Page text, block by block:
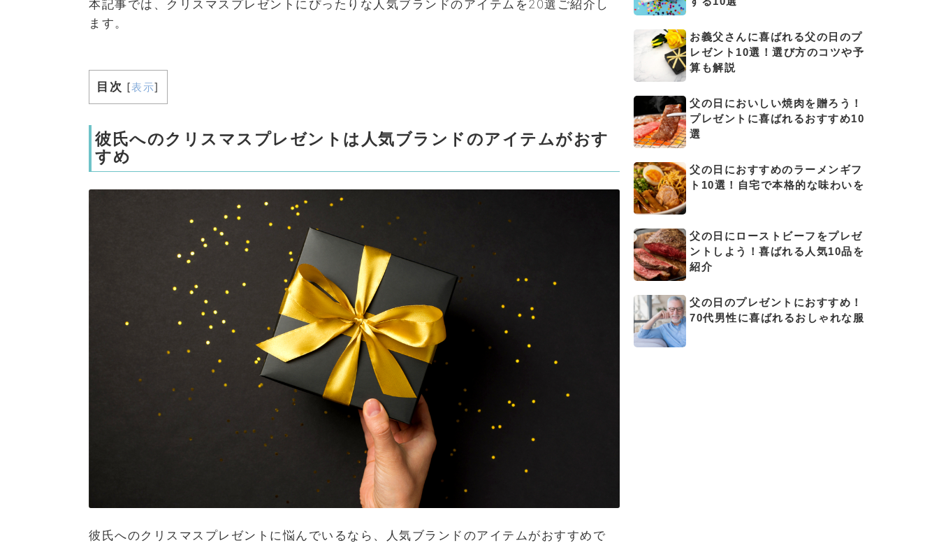
本記事では、クリスマスプレゼントにぴったりな人気ブランドのアイテムを20選ご紹介し
ます。
目次 [表示]
彼氏へのクリスマスプレゼントは人気ブランドのアイテムがおす
すめ
彼氏へのクリスマスプレゼントに悩んでいるなら、人気ブランドのアイテムがおすすめで
お義父さんに喜ばれる父の日のプ
レゼント10選！選び方のコツや予
算も解説
父の日においしい焼肉を贈ろう！
プレゼントに喜ばれるおすすめ10
選
父の日におすすめのラーメンギフ
ト10選！自宅で本格的な味わいを
父の日にローストビーフをプレゼ
ントしよう！喜ばれる人気10品を
紹介
父の日のプレゼントにおすすめ！
70代男性に喜ばれるおしゃれな服